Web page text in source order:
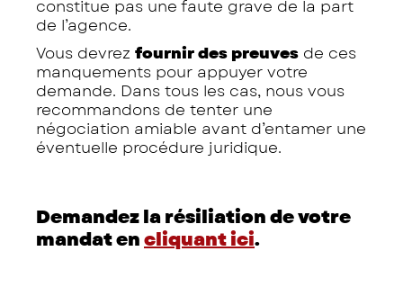
constitue pas une faute grave de la part
de l’agence.
Vous devrez fournir des preuves de ces
manquements pour appuyer votre
demande. Dans tous les cas, nous vous
recommandons de tenter une
négociation amiable avant d’entamer une
éventuelle procédure juridique.
Demandez la résiliation de votre
mandat encliquant ici.